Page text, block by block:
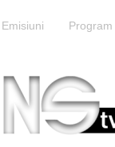
Emisiuni Program